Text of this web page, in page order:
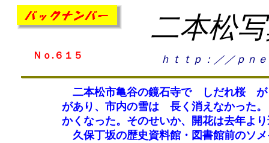
二本松
Ｎｏ.６１５ ｈｔｔｐ：／／ｐｎ
二本松市亀谷の鏡石寺で しだれ桜 が
があり、市内の雪は 長く消えなかった
かくなった。そのせいか、開花は去年よ
久保丁坂の歴史資料館・図書館前のソ